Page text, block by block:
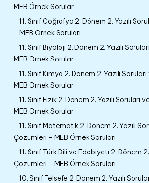
MEB Örnek Soruları
11. Sınıf Coğrafya 2. Dönem 2. Yazılı
– MEB Örnek Soruları
11. Sınıf Biyoloji 2. Dönem 2. Yazılı
MEB Örnek Soruları
11. Sınıf Kimya 2. Dönem 2. Yazılı
MEB Örnek Soruları
11. Sınıf Fizik 2. Dönem 2. Yazılı Soruları
MEB Örnek Soruları
11. Sınıf Matematik 2. Dönem 2. Yazılı
Çözümleri – MEB Örnek Soruları
11. Sınıf Türk Dili ve Edebiyatı 2. Dönem
Çözümleri – MEB Örnek Soruları
10. Sınıf Felsefe 2. Dönem 2. Yazılı